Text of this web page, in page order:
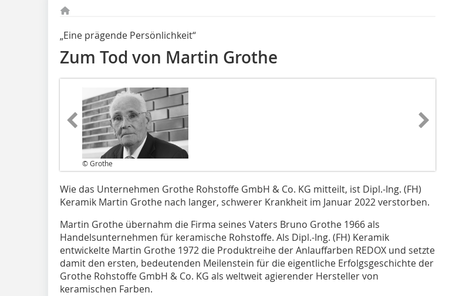
„Eine prägende Persönlichkeit“
Zum Tod von Martin Grothe
© Grothe
Wie das Unternehmen Grothe Rohstoffe GmbH & Co. KG mitteilt, ist Dipl.-Ing. (FH)
Keramik Martin Grothe nach langer, schwerer Krankheit im Januar 2022 verstorben.
Martin Grothe übernahm die Firma seines Vaters Bruno Grothe 1966 als
Handelsunternehmen für keramische Rohstoffe. Als Dipl.-Ing. (FH) Keramik
entwickelte Martin Grothe 1972 die Produktreihe der Anlauffarben REDOX und setzte
damit den ersten, bedeutenden Meilenstein für die eigentliche Erfolgsgeschichte der
Grothe Rohstoffe GmbH & Co. KG als weltweit agierender Hersteller von
keramischen Farben.